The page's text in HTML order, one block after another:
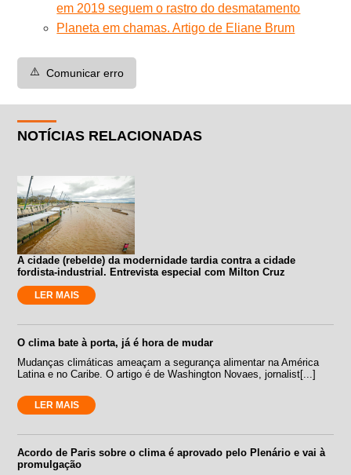
em 2019 seguem o rastro do desmatamento
Planeta em chamas. Artigo de Eliane Brum
⚠️ Comunicar erro
NOTÍCIAS RELACIONADAS
A cidade (rebelde) da modernidade tardia contra a cidade
fordista-industrial. Entrevista especial com Milton Cruz
LER MAIS
O clima bate à porta, já é hora de mudar
Mudanças climáticas ameaçam a segurança alimentar na América
Latina e no Caribe. O artigo é de Washington Novaes, jornalist[...]
LER MAIS
Acordo de Paris sobre o clima é aprovado pelo Plenário e vai à
promulgação